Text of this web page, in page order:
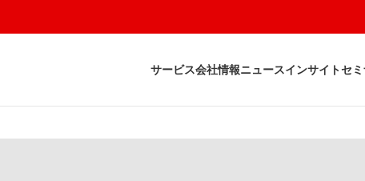
サービス会社情報ニュースインサイトセ